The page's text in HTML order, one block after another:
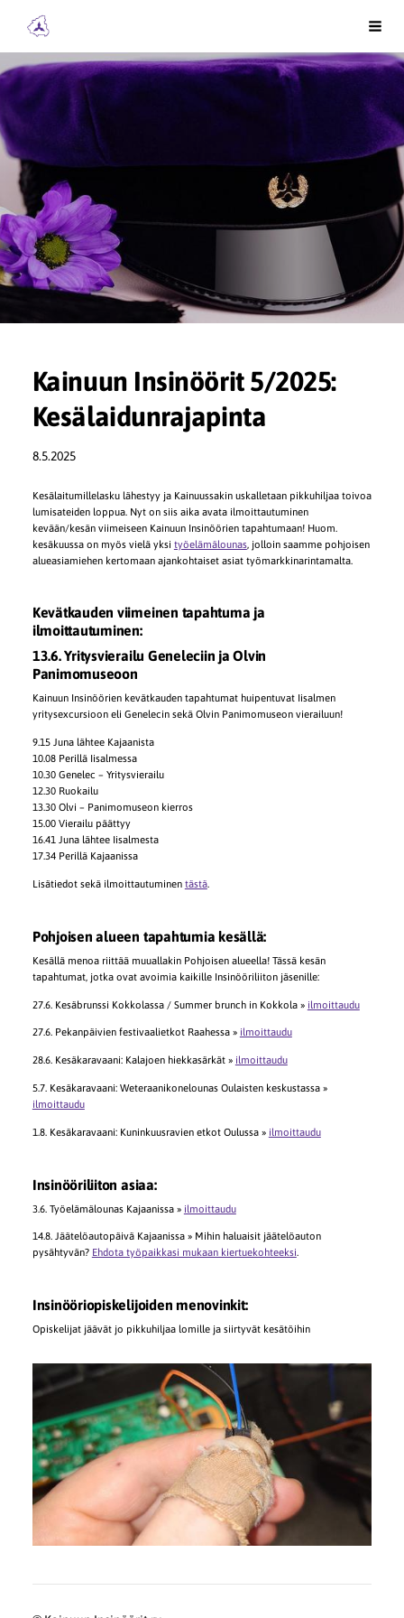
sivunKainuun Insinöörit ry
Kainuun Insinöörit 5/2025:
Kesälaidunrajapinta
8.5.2025
Kesälaitumillelasku lähestyy ja Kainuussakin uskalletaan pikkuhiljaa toivoa
lumisateiden loppua. Nyt on siis aika avata ilmoittautuminen
kevään/kesän viimeiseen Kainuun Insinöörien tapahtumaan! Huom.
kesäkuussa on myös vielä yksi työelämälounas , jolloin saamme pohjoisen
alueasiamiehen kertomaan ajankohtaiset asiat työmarkkinarintamalta.
Kevätkauden viimeinen tapahtuma ja
ilmoittautuminen:
13.6. Yritysvierailu Geneleciin ja Olvin
Panimomuseoon
Kainuun Insinöörien kevätkauden tapahtumat huipentuvat Iisalmen
yritysexcursioon eli Genelecin sekä Olvin Panimomuseon vierailuun!
9.15 Juna lähtee Kajaanista
10.08 Perillä Iisalmessa
10.30 Genelec – Yritysvierailu
12.30 Ruokailu
13.30 Olvi – Panimomuseon kierros
15.00 Vierailu päättyy
16.41 Juna lähtee Iisalmesta
17.34 Perillä Kajaanissa
Lisätiedot sekä ilmoittautuminen tästä.
Pohjoisen alueen tapahtumia kesällä:
Kesällä menoa riittää muuallakin Pohjoisen alueella! Tässä kesän
tapahtumat, jotka ovat avoimia kaikille Insinööriliiton jäsenille:
27.6. Kesäbrunssi Kokkolassa / Summer brunch in Kokkola » ilmoittaudu
27.6. Pekanpäivien festivaalietkot Raahessa » ilmoittaudu
28.6. Kesäkaravaani: Kalajoen hiekkasärkät » ilmoittaudu
5.7. Kesäkaravaani: Weteraanikonelounas Oulaisten keskustassa »
ilmoittaudu
1.8. Kesäkaravaani: Kuninkuusravien etkot Oulussa » ilmoittaudu
Insinööriliiton asiaa:
3.6. Työelämälounas Kajaanissa » ilmoittaudu
14.8. Jäätelöautopäivä Kajaanissa » Mihin haluaisit jäätelöauton
pysähtyvän? Ehdota työpaikkasi mukaan kiertuekohteeksi.
Insinööriopiskelijoiden menovinkit:
Opiskelijat jäävät jo pikkuhiljaa lomille ja siirtyvät kesätöihin